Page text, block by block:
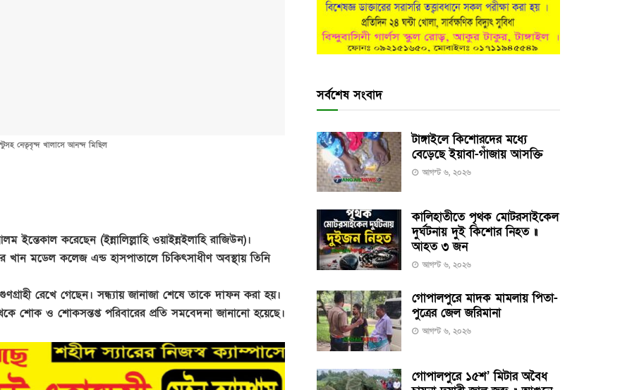
নেতৃবৃন্দ খালাসে আনন্দ মিছিল
ইন্তেকাল করেছেন (ইন্নালিল্লাহি ওয়াইন্নইলাহি রাজিউন)।
খান মডেল কলেজ এন্ড হাসপাতালে চিকিৎসাধীণ অবস্থায় তিনি
রেখে গেছেন। সন্ধ্যায় জানাজা শেষে তাকে দাফন করা হয়।
শোক ও শোকসন্তপ্ত পরিবারের প্রতি সমবেদনা জানানো হয়েছে।
সর্বশেষ সংবাদ
টাঙ্গাইলে কিশোরদের মধ্যে
বেড়েছে ইয়াবা-গাঁজায় আসক্তি
আগস্ট ৬, ২০২৬
কালিহাতীতে পৃথক মোটরসাইকেল
দুর্ঘটনায় দুই কিশোর নিহত ॥
আহত ৩ জন
আগস্ট ৬, ২০২৬
গোপালপুরে মাদক মামলায় পিতা-
পুত্রের জেল জরিমানা
আগস্ট ৬, ২০২৬
গোপালপুরে ১৫শ’ মিটার অবৈধ